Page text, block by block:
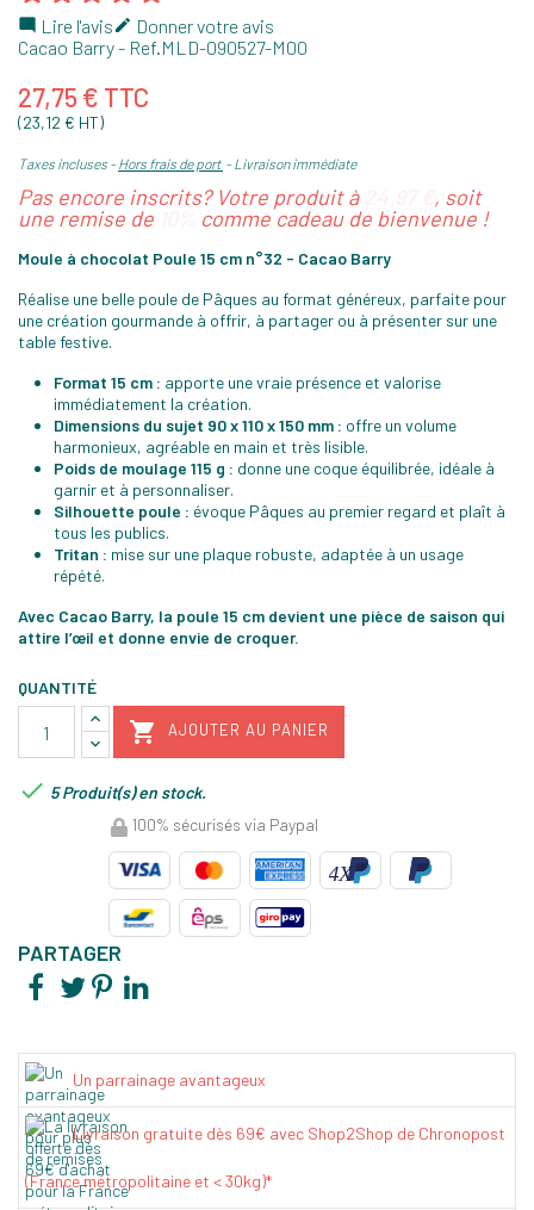
 Lire l'avis Donner votre avis
Cacao Barry- Ref.MLD-090527-M00
27,75 € TTC
(23,12 € HT)
Taxes incluses Hors frais de port Livraison immédiate
Pas encore inscrits? Votre produit à
, soit
une remise de
comme cadeau de bienvenue !
Moule à chocolat Poule 15 cm n°32 - Cacao Barry
Réalise une belle poule de Pâques au format généreux, parfaite pour
une création gourmande à offrir, à partager ou à présenter sur une
table festive.
Format 15 cm : apporte une vraie présence et valorise
immédiatement la création.
Dimensions du sujet 90 x 110 x 150 mm : offre un volume
harmonieux, agréable en main et très lisible.
Poids de moulage 115 g : donne une coque équilibrée, idéale à
garnir et à personnaliser.
Silhouette poule : évoque Pâques au premier regard et plaît à
tous les publics.
Tritan : mise sur une plaque robuste, adaptée à un usage
répété.
Avec Cacao Barry, la poule 15 cm devient une pièce de saison qui
attire l’œil et donne envie de croquer.
QUANTITÉ
 AJOUTER AU PANIER
 5 Produit(s) en stock.
100% sécurisés via Paypal
PARTAGER
Un parrainage avantageux
Livraison gratuite dès 69€ avec Shop2Shop de Chronopost
(France métropolitaine et < 30kg)*